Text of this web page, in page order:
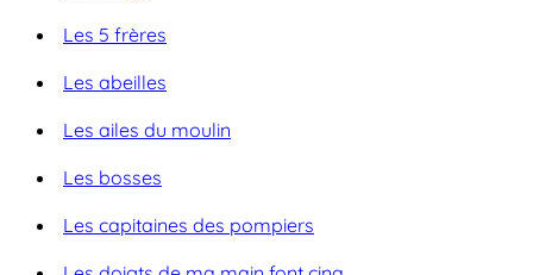
Les 5 frères
Les abeilles
Les ailes du moulin
Les bosses
Les capitaines des pompiers